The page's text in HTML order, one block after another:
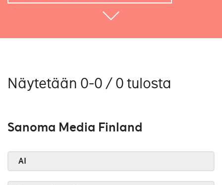
Näytetään 0-0 / 0 tulosta
Sanoma Media Finland
AI